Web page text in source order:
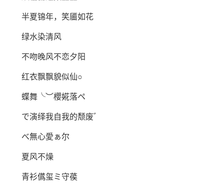
半夏锦年，笑靥如花
绿水染清风
不吻晚风不恋夕阳
红衣飘飘貌似仙○
蝶舞╰︶櫻婲落ペ
で演绎我自我的颓废゛
べ無心愛ぁ尔
夏风不燥
青衫儰玺ミ守葔